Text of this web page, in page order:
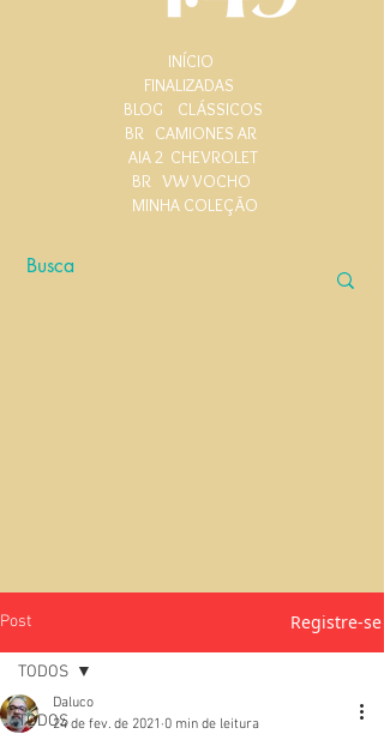
INÍCIO
FINALIZADAS
BLOG
CLÁSSICOS
BR CAMIONES AR
AIA 2 CHEVROLET
BR VW VOCHO
MINHA COLEÇÃO
Post Registre-se
TODOS
TODOS
Daluco
24 de fev. de 2021 0 min de leitura